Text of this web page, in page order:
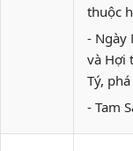
thuộc
- Ngày
và Hợi
Tý,
- Tam